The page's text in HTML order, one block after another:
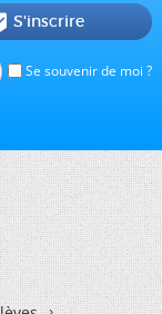
Se souvenir de moi ?
S'inscrire